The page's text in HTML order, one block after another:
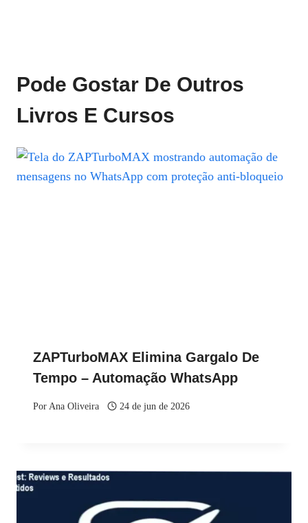
Pode Gostar De Outros
Livros E Cursos
ZAPTurboMAX Elimina Gargalo De
Tempo – Automação WhatsApp
Por Ana Oliveira 24 de jun de 2026